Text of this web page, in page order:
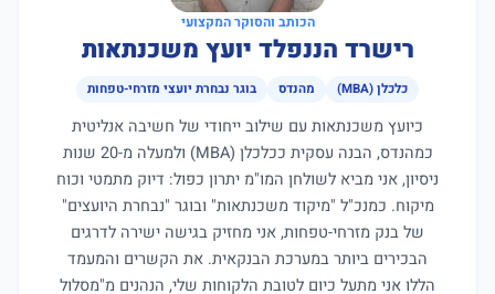
הכותב והסוקר המקצועי
רישרד הננפלד יועץ משכנתאות
כלכלן (MBA) מהנדס בוגר נבחרת יועצי מזרחי-טפחות
כיועץ משכנתאות עם שילוב ייחודי של חשיבה אנליטית
כמהנדס, הבנה עסקית ככלכלן (MBA) ולמעלה מ-20 שנות
ניסיון, אני מביא לשולחן המו"מ יתרון כפול: דיוק מתמטי וכוח
מיקוח. כמנכ"ל "מיקוד משכנתאות" ובוגר "נבחרת היועצים"
של בנק מזרחי-טפחות, אני מחזיק בגישה ישירה לדרגים
הבכירים ביותר במערכת הבנקאית. את הקשרים והמעמד
הללו אני מתעל כיום לטובת הלקוחות שלי, הנהנים מ"מסלול